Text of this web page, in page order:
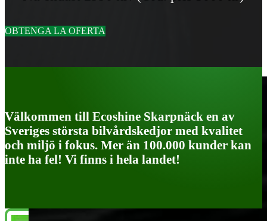
OBTENGA LA OFERTA
Välkommen till Ecoshine Skarpnäck en av
Sveriges största bilvårdskedjor med kvalitet
och miljö i fokus. Mer än 100.000 kunder kan
inte ha fel! Vi finns i hela landet!